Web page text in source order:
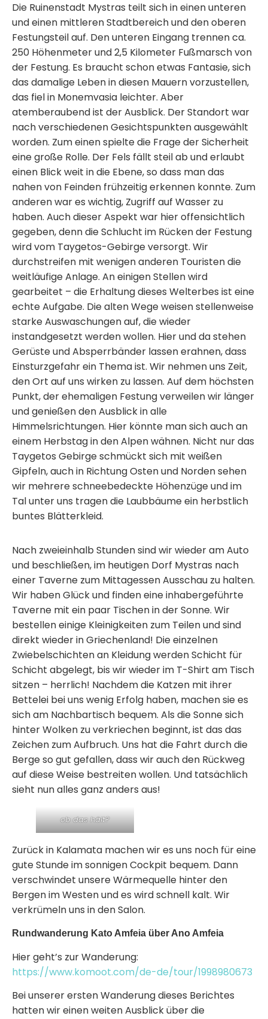
Die Ruinenstadt Mystras teilt sich in einen unteren
und einen mittleren Stadtbereich und den oberen
Festungsteil auf. Den unteren Eingang trennen ca.
250 Höhenmeter und 2,5 Kilometer Fußmarsch von
der Festung. Es braucht schon etwas Fantasie, sich
das damalige Leben in diesen Mauern vorzustellen,
das fiel in Monemvasia leichter. Aber
atemberaubend ist der Ausblick. Der Standort war
nach verschiedenen Gesichtspunkten ausgewählt
worden. Zum einen spielte die Frage der Sicherheit
eine große Rolle. Der Fels fällt steil ab und erlaubt
einen Blick weit in die Ebene, so dass man das
nahen von Feinden frühzeitig erkennen konnte. Zum
anderen war es wichtig, Zugriff auf Wasser zu
haben. Auch dieser Aspekt war hier offensichtlich
gegeben, denn die Schlucht im Rücken der Festung
wird vom Taygetos-Gebirge versorgt. Wir
durchstreifen mit wenigen anderen Touristen die
weitläufige Anlage. An einigen Stellen wird
gearbeitet – die Erhaltung dieses Welterbes ist eine
echte Aufgabe. Die alten Wege weisen stellenweise
starke Auswaschungen auf, die wieder
instandgesetzt werden wollen. Hier und da stehen
Gerüste und Absperrbänder lassen erahnen, dass
Einsturzgefahr ein Thema ist. Wir nehmen uns Zeit,
den Ort auf uns wirken zu lassen. Auf dem höchsten
Punkt, der ehemaligen Festung verweilen wir länger
und genießen den Ausblick in alle
Himmelsrichtungen. Hier könnte man sich auch an
einem Herbstag in den Alpen wähnen. Nicht nur das
Taygetos Gebirge schmückt sich mit weißen
Gipfeln, auch in Richtung Osten und Norden sehen
wir mehrere schneebedeckte Höhenzüge und im
Tal unter uns tragen die Laubbäume ein herbstlich
buntes Blätterkleid.
Nach zweieinhalb Stunden sind wir wieder am Auto
und beschließen, im heutigen Dorf Mystras nach
einer Taverne zum Mittagessen Ausschau zu halten.
Wir haben Glück und finden eine inhabergeführte
Taverne mit ein paar Tischen in der Sonne. Wir
bestellen einige Kleinigkeiten zum Teilen und sind
direkt wieder in Griechenland! Die einzelnen
Zwiebelschichten an Kleidung werden Schicht für
Schicht abgelegt, bis wir wieder im T-Shirt am Tisch
sitzen – herrlich! Nachdem die Katzen mit ihrer
Bettelei bei uns wenig Erfolg haben, machen sie es
sich am Nachbartisch bequem. Als die Sonne sich
hinter Wolken zu verkriechen beginnt, ist das das
Zeichen zum Aufbruch. Uns hat die Fahrt durch die
Berge so gut gefallen, dass wir auch den Rückweg
auf diese Weise bestreiten wollen. Und tatsächlich
sieht nun alles ganz anders aus!
ob das hält?
Zurück in Kalamata machen wir es uns noch für eine
gute Stunde im sonnigen Cockpit bequem. Dann
verschwindet unsere Wärmequelle hinter den
Bergen im Westen und es wird schnell kalt. Wir
verkrümeln uns in den Salon.
Rundwanderung Kato Amfeia über Ano Amfeia
Hier geht’s zur Wanderung:
https://www.komoot.com/de-de/tour/1998980673
Bei unserer ersten Wanderung dieses Berichtes
hatten wir einen weiten Ausblick über die